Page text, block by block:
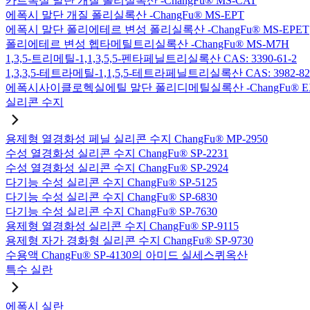
에폭시 말단 개질 폴리실록산 -ChangFu® MS-EPT
에폭시 말단 폴리에테르 변성 폴리실록산 -ChangFu® MS-EPET
폴리에테르 변성 헵타메틸트리실록산 -ChangFu® MS-M7H
1,3,5-트리메틸-1,1,3,5,5-펜타페닐트리실록산 CAS: 3390-61-2
1,3,3,5-테트라메틸-1,1,5,5-테트라페닐트리실록산 CAS: 3982-
에폭시사이클로헥실에틸 말단 폴리디메틸실록산 -ChangFu®
실리콘 수지
용제형 열경화성 페닐 실리콘 수지 ChangFu® MP-2950
수성 열경화성 실리콘 수지 ChangFu® SP-2231
수성 열경화성 실리콘 수지 ChangFu® SP-2924
다기능 수성 실리콘 수지 ChangFu® SP-5125
다기능 수성 실리콘 수지 ChangFu® SP-6830
다기능 수성 실리콘 수지 ChangFu® SP-7630
용제형 열경화성 실리콘 수지 ChangFu® SP-9115
용제형 자가 경화형 실리콘 수지 ChangFu® SP-9730
수용액 ChangFu® SP-4130의 아미드 실세스퀴옥산
특수 실란
에폭시 실란